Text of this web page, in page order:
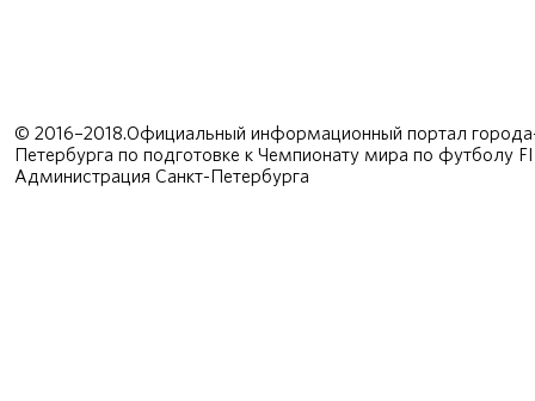
© 2016–2018.Официальный информационный портал
Петербурга по подготовке к Чемпионату мира по футболу
Администрация Санкт-Петербурга